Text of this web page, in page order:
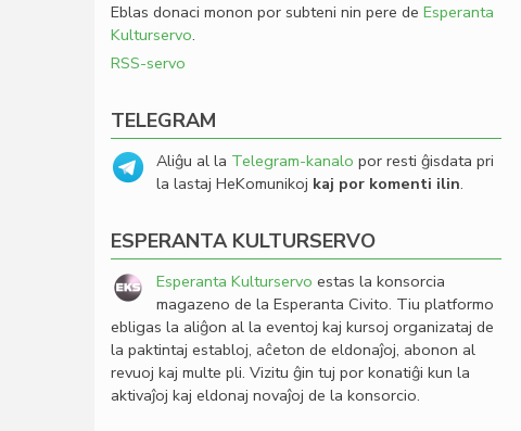
Eblas donaci monon por subteni nin pere de Esperanta
Kulturservo.
RSS-servo
TELEGRAM
Aliĝu al la Telegram-kanalo por resti ĝisdata pri
la lastaj HeKomunikoj kaj por komenti ilin.
ESPERANTA KULTURSERVO
Esperanta Kulturservo estas la konsorcia
magazeno de la Esperanta Civito. Tiu platformo
ebligas la aliĝon al la eventoj kaj kursoj organizataj de
la paktintaj establoj, aĉeton de eldonaĵoj, abonon al
revuoj kaj multe pli. Vizitu ĝin tuj por konatiĝi kun la
aktivaĵoj kaj eldonaj novaĵoj de la konsorcio.